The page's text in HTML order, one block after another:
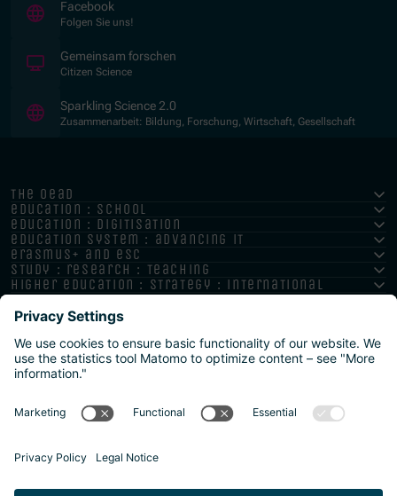
Facebook
Folgen Sie uns!
Gemeinsam forschen
Citizen Science
Sparkling Science 2.0
Zusammenarbeit: Bildung, Forschung, Wirtschaft, Gesellschaft
the oead
education : school
education : digitisation
education system : advancing it
erasmus+ and esc
study : research : teaching
higher education : strategy : international
Datenschutz